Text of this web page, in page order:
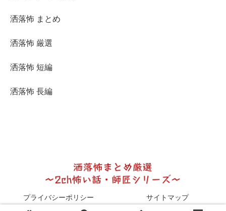
洒落怖 まとめ
洒落怖 厳選
洒落怖 短編
洒落怖 長編
プライバシーポリシー サイトマップ